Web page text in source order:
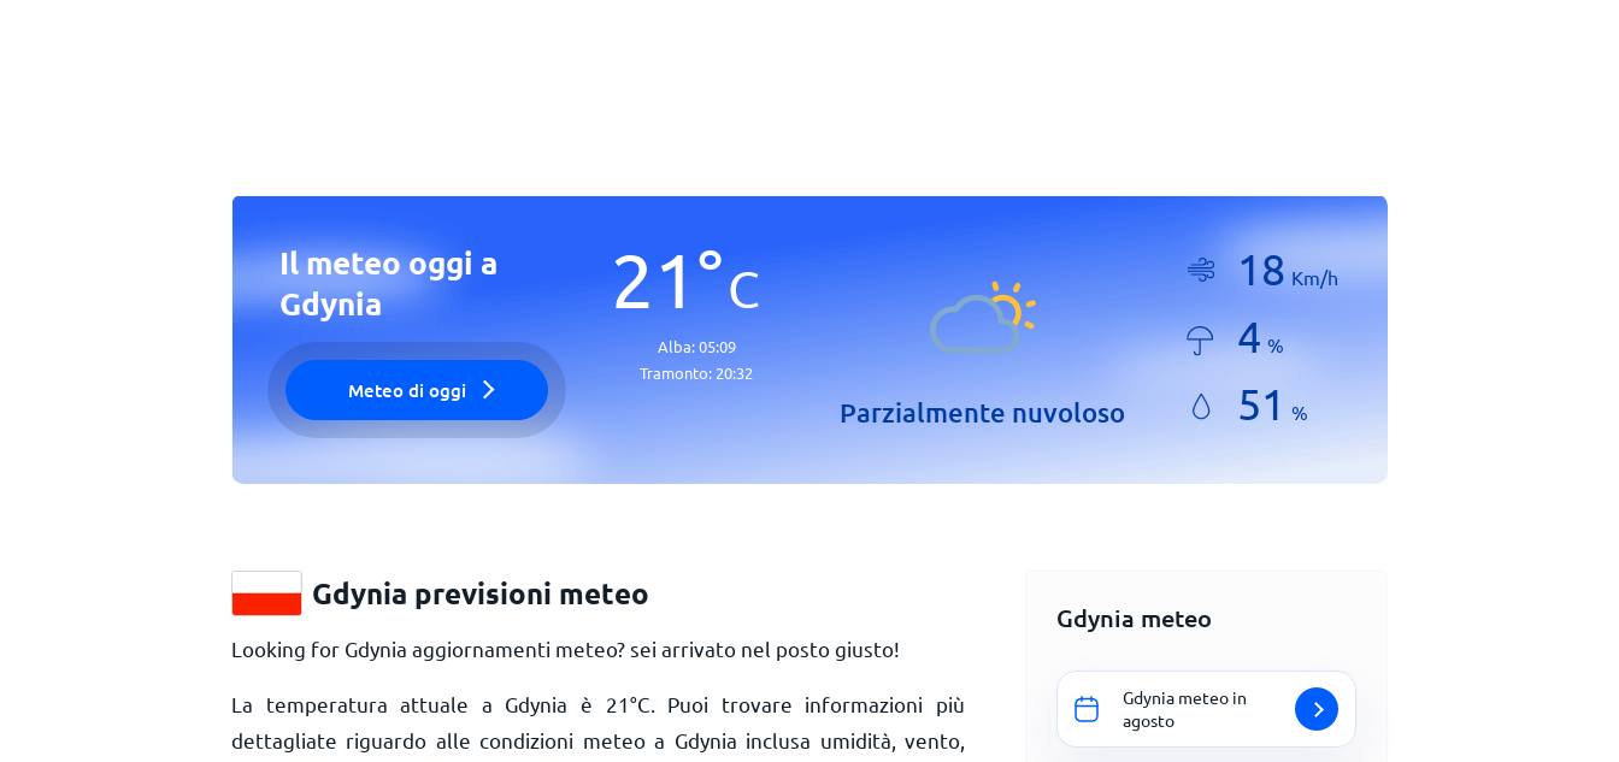
Il meteo oggi a
Gdynia
Meteo di oggi
21°C
Alba:05:09
Tramonto: 20:32
Parzialmente nuvoloso
18 Km/h
4 %
51 %
Gdynia previsioni meteo
Looking for Gdynia aggiornamenti meteo? sei arrivato nel posto giusto!
La temperatura attuale a Gdynia è 21°C . Puoi trovare informazioni più
dettagliate riguardo alle condizioni meteo a Gdynia inclusa umidità, vento,
Gdynia meteo
Gdynia meteo in
agosto